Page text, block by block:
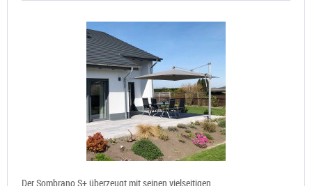
Der Sombrano S+ überzeugt mit seinen vielseitigen